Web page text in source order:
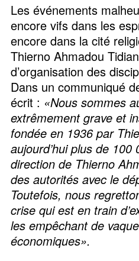
Les événements
encore vifs dans les
encore dans la cité
Thierno Ahmadou
d’organisation des
Dans un communiqué
écrit : «Nous sommes
extrêmement grave et
fondée en 1936 par
aujourd’hui plus de
direction de Thierno
des autorités avec le
Toutefois, nous
crise qui est en train
les empêchant de
économiques».